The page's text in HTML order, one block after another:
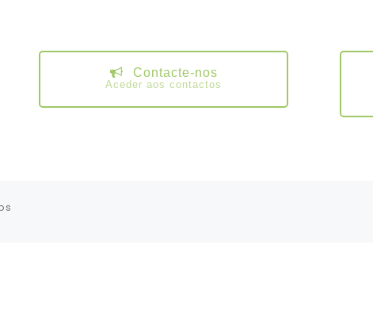
Contacte-nos
Aceder aos contactos